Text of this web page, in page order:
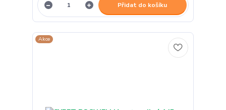
Přidat do košíku
Akce